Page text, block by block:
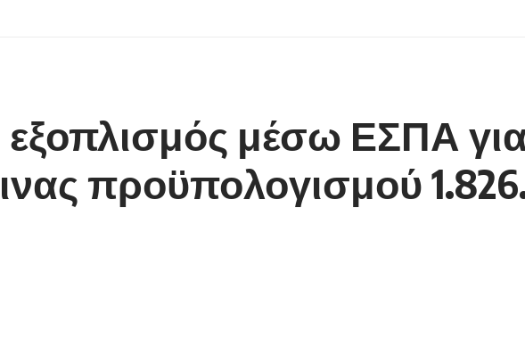
εξοπλισμός μέσω ΕΣΠΑ
προϋπολογισμού